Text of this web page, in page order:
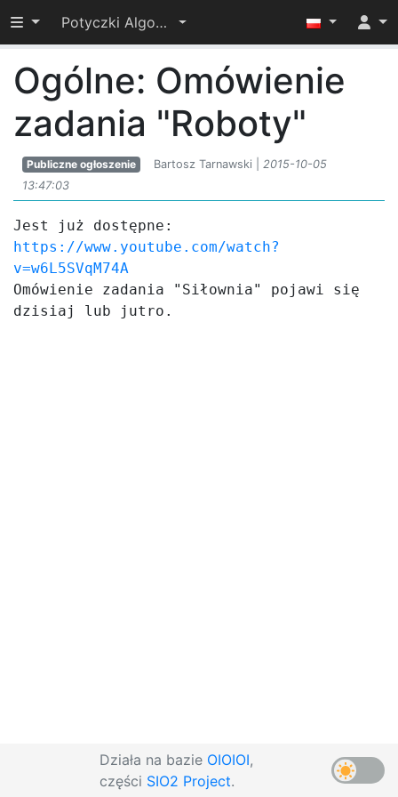
Przełącz widoczność menu
Potyczki Algorytmiczne 2015
Ogólne: Omówienie
zadania "Roboty"
Publiczne ogłoszenie Bartosz Tarnawski | 2015-10-05
13:47:03
https://www.youtube.com/watch?
v=w6L5SVqM74A
Omówienie zadania "Siłownia" pojawi się
dzisiaj lub jutro.
Działa na bazie OIOIOI,
części SIO2 Project.